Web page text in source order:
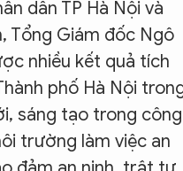
dân TP Hà Nội và
Tổng Giám đốc Ngô
nhiều kết quả tích
phố Hà Nội
sáng tạo trong công
trường làm việc an